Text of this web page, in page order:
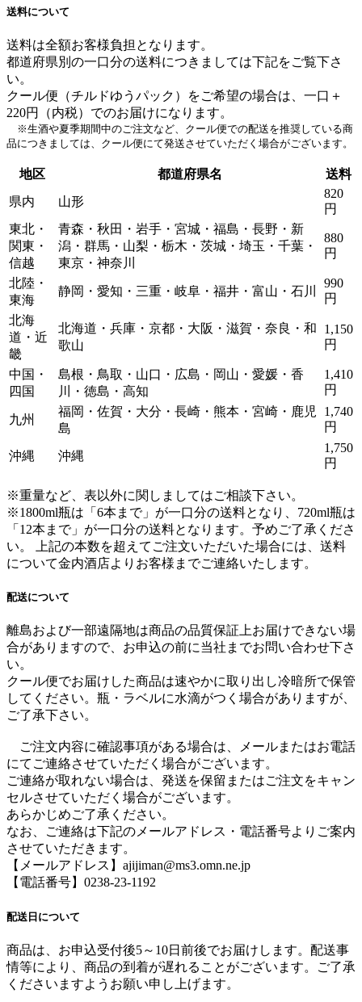
送料について
送料は全額お客様負担となります。
都道府県別の一口分の送料につきましては下記をご覧下さ
い。
クール便（チルドゆうパック）をご希望の場合は、一口＋
220円（内税）でのお届けになります。
※生酒や夏季期間中のご注文など、クール便での配送を推奨している商
品につきましては、クール便にて発送させていただく場合がございます。
地区 都道府県名
送料
県内
山形
820
円
東北・
関東・
信越
青森・秋田・岩手・宮城・福島・長野・新
潟・群馬・山梨・栃木・茨城・埼玉・千葉・
東京・神奈川
880
円
北陸・
東海
静岡・愛知・三重・岐阜・福井・富山・石川
990
円
北海
道・近
畿
北海道・兵庫・京都・大阪・滋賀・奈良・和
歌山
1,150
円
中国・
四国
島根・鳥取・山口・広島・岡山・愛媛・香
川・徳島・高知
1,410
円
九州
福岡・佐賀・大分・長崎・熊本・宮崎・鹿児
島
1,740
円
沖縄 沖縄
1,750
円
※重量など、表以外に関しましてはご相談下さい。
※1800ml瓶は「6本まで」が一口分の送料となり、720ml瓶は
「12本まで」が一口分の送料となります。 予めご了承くださ
い。 上記の本数を超えてご注文いただいた場合には、送料
について金内酒店よりお客様までご連絡いたします。
配送について
離島および一部遠隔地は商品の品質保証上お届けできない場
合がありますので、お申込の前に当社までお問い合わせ下さ
い。
クール便でお届けした商品は速やかに取り出し冷暗所で保管
してください。瓶・ラベルに水滴がつく場合がありますが、
ご了承下さい。
ご注文内容に確認事項がある場合は、メールまたはお電話
にてご連絡させていただく場合がございます。
ご連絡が取れない場合は、発送を保留またはご注文をキャン
セルさせていただく場合がございます。
あらかじめご了承ください。
なお、ご連絡は下記のメールアドレス・電話番号よりご案内
させていただきます。
【メールアドレス】ajijiman@ms3.omn.ne.jp
【電話番号】0238-23-1192
配送日について
商品は、お申込受付後5～10日前後でお届けします。配送事
情等により、商品の到着が遅れることがございます。ご了承
くださいますようお願い申し上げます。